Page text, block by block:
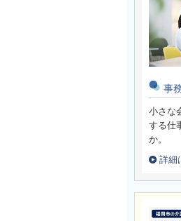
事
小さな
する仕
か。
詳細